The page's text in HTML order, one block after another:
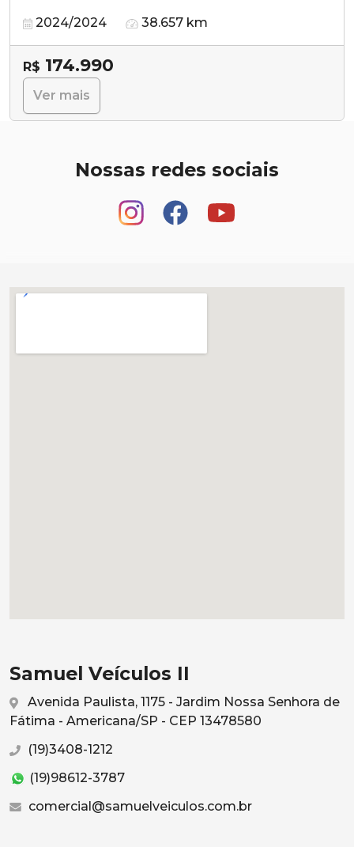
2024/2024 38.657 km
R$ 174.990
Ver mais
Nossas redes sociais
Samuel Veículos II
Avenida Paulista, 1175 - Jardim Nossa Senhora de
Fátima - Americana/SP - CEP 13478580
(19)3408-1212
(19)98612-3787
comercial@samuelveiculos.com.br